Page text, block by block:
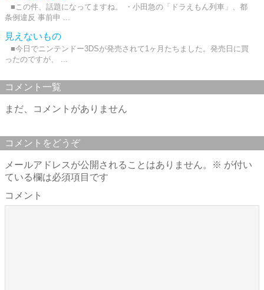
■この件、話題になってますね。 ・小田急の「ドラえもん列車」、都
条例違反 事前申 ...
見えないもの
■今日でニンテンドー3DSが発売されて1ヶ月たちました。発売日に買
ったのですが、 ...
コメント一覧
まだ、コメントがありません
コメントをどうぞ
メールアドレスが公開されることはありません。 ※ が付い
ている欄は必須項目です
コメント